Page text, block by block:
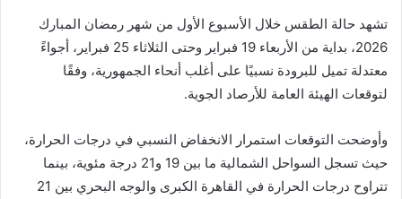
تشهد حالة الطقس خلال الأسبوع الأول من شهر رمضان المبارك
2026، بداية من الأربعاء 19 فبراير وحتى الثلاثاء 25 فبراير، أجواءً
معتدلة تميل للبرودة نسبيًا على أغلب أنحاء الجمهورية، وفقًا
لتوقعات الهيئة العامة للأرصاد الجوية.
وأوضحت التوقعات استمرار الانخفاض النسبي في درجات الحرارة،
حيث تسجل السواحل الشمالية ما بين 19 و21 درجة مئوية، بينما
تتراوح درجات الحرارة في القاهرة الكبرى والوجه البحري بين 21